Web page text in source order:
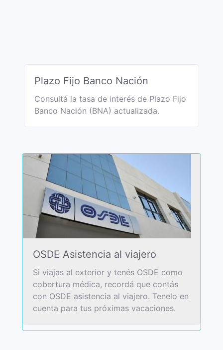
Plazo Fijo Banco Nación
Consultá la tasa de interés de Plazo Fijo
Banco Nación (BNA) actualizada.
OSDE Asistencia al viajero
Si viajas al exterior y tenés OSDE como
cobertura médica, recordá que contás
con OSDE asistencia al viajero. Tenelo en
cuenta para tus próximas vacaciones.